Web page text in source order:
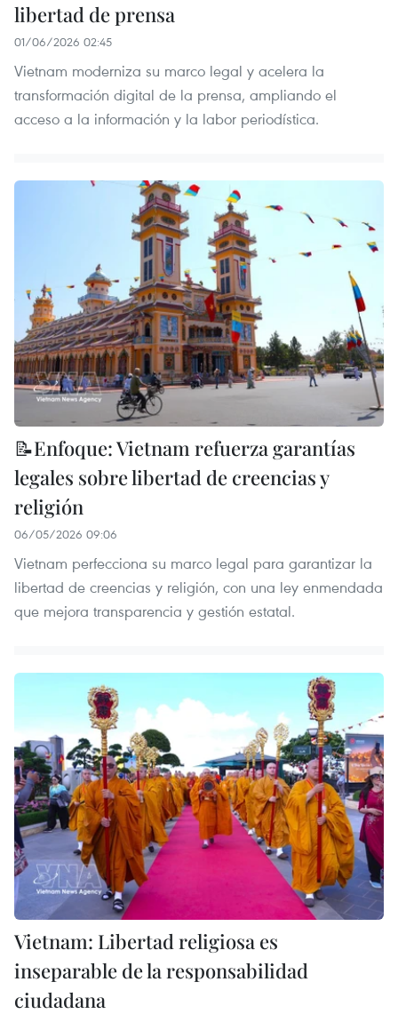
libertad de prensa
01/06/2026 02:45
Vietnam moderniza su marco legal y acelera la
transformación digital de la prensa, ampliando el
acceso a la información y la labor periodística.
📝Enfoque: Vietnam refuerza garantías
legales sobre libertad de creencias y
religión
06/05/2026 09:06
Vietnam perfecciona su marco legal para garantizar la
libertad de creencias y religión, con una ley enmendada
que mejora transparencia y gestión estatal.
Vietnam: Libertad religiosa es
inseparable de la responsabilidad
ciudadana